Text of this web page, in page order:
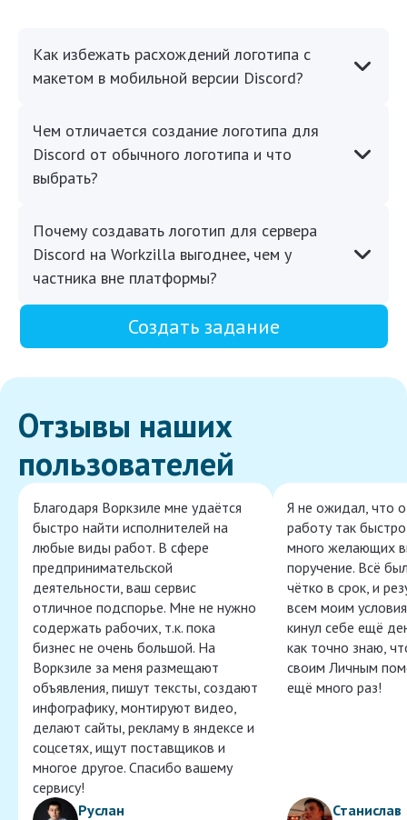
Как избежать расхождений логотипа с
макетом в мобильной версии Discord?
Чем отличается создание логотипа для
Discord от обычного логотипа и что
выбрать?
Почему создавать логотип для сервера
Discord на Workzilla выгоднее, чем у
частника вне платформы?
Создать задание
Отзывы наших
пользователей
Благодаря Воркзиле мне удаётся
быстро найти исполнителей на
любые виды работ. В сфере
предпринимательской
деятельности, ваш сервис
отличное подспорье. Мне не нужно
содержать рабочих, т.к. пока
бизнес не очень большой. На
Воркзиле за меня размещают
объявления, пишут тексты, создают
инфографику, монтируют видео,
делают сайты, рекламу в яндексе и
соцсетях, ищут поставщиков и
многое другое. Спасибо вашему
сервису!
Руслан
Я не ожидал, что
работу так
много желающих
поручение. Всё
чётко в срок, и
всем моим
кинул себе ещё
как точно знаю,
своим Личным
ещё много раз!
Станислав